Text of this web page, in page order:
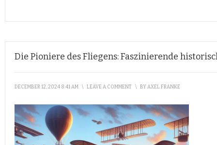
Die Pioniere des Fliegens: Faszinierende
DECEMBER 12, 2024 8:41 AM \ LEAVE A COMMENT \ BYAXEL FRANKE